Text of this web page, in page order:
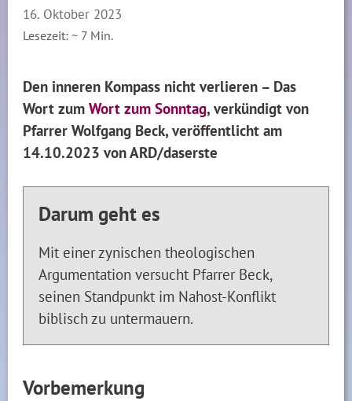
16. Oktober 2023
Lesezeit: ~ 7 Min.
Den inneren Kompass nicht verlieren – Das
Wort zumWort zum Sonntag, verkündigt von
Pfarrer Wolfgang Beck, veröffentlicht am
14.10.2023 von ARD/daserste
Darum geht es
Mit einer zynischen theologischen
Argumentation versucht Pfarrer Beck,
seinen Standpunkt im Nahost-Konflikt
biblisch zu untermauern.
Vorbemerkung